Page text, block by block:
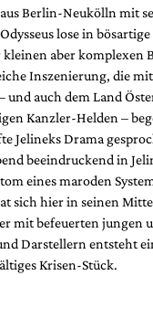
Berlin-Neukölln mit
lose in
kleinen aber komplexen
Inszenierung, die
und auch dem Land
Kanzler-Helden –
Jelineks Drama
beeindruckend in
eines maroden
sich hier in seinen
mit befeuerten jungen
Darstellern entsteht
Krisen-Stück.